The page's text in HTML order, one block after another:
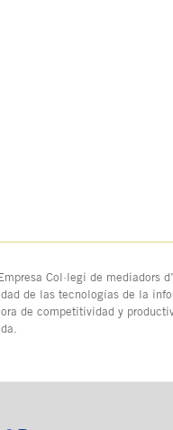
Col·legi de mediadors
de las tecnologías de la
de competitividad y